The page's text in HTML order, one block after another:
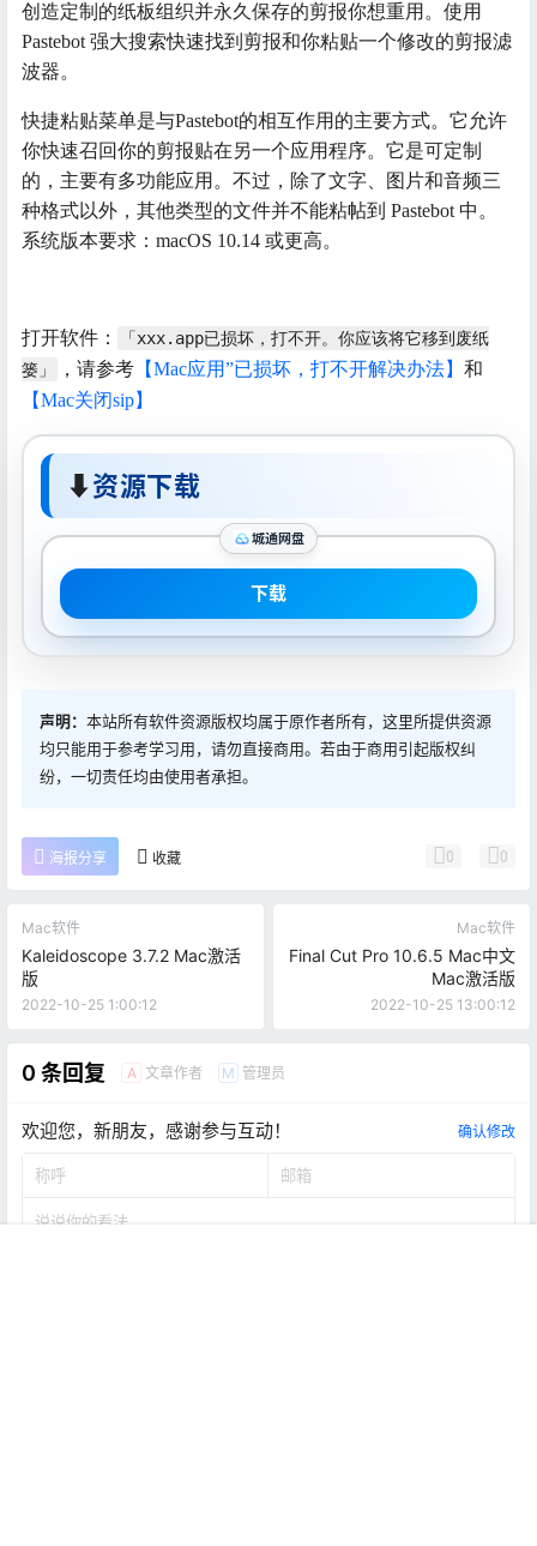
创造定制的纸板组织并永久保存的剪报你想重用。使用
Pastebot 强大搜索快速找到剪报和你粘贴一个修改的剪报滤
波器。
快捷粘贴菜单是与Pastebot的相互作用的主要方式。它允许
你快速召回你的剪报贴在另一个应用程序。它是可定制
的，主要有多功能应用。不过，除了文字、图片和音频三
种格式以外，其他类型的文件并不能粘帖到 Pastebot 中。
系统版本要求：macOS 10.14 或更高。
打开软件：
「xxx.app已损坏，打不开。你应该将它移到废纸
篓」
，请参考 【Mac应用”已损坏，打不开解决办法】 和
【Mac关闭sip】
⬇资源下载
城通网盘
下载
声明： 本站所有软件资源版权均属于原作者所有，这里所提供资源
均只能用于参考学习用，请勿直接商用。若由于商用引起版权纠
纷，一切责任均由使用者承担。
海报分享 收藏 0 0
Mac软件
Kaleidoscope 3.7.2 Mac激活
版
2022-10-25 1:00:12
Mac软件
Final Cut Pro 10.6.5 Mac中文
Mac激活版
2022-10-25 13:00:12
0 条回复 A 文章作者 M 管理员
欢迎您，新朋友，感谢参与互动！ 确认修改